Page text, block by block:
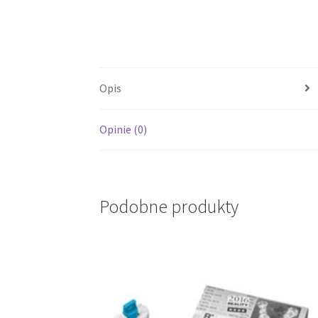
Opis
Opinie (0)
Podobne produkty